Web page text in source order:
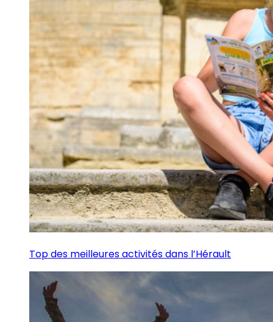
Top des meilleures activités dans l’Hérault